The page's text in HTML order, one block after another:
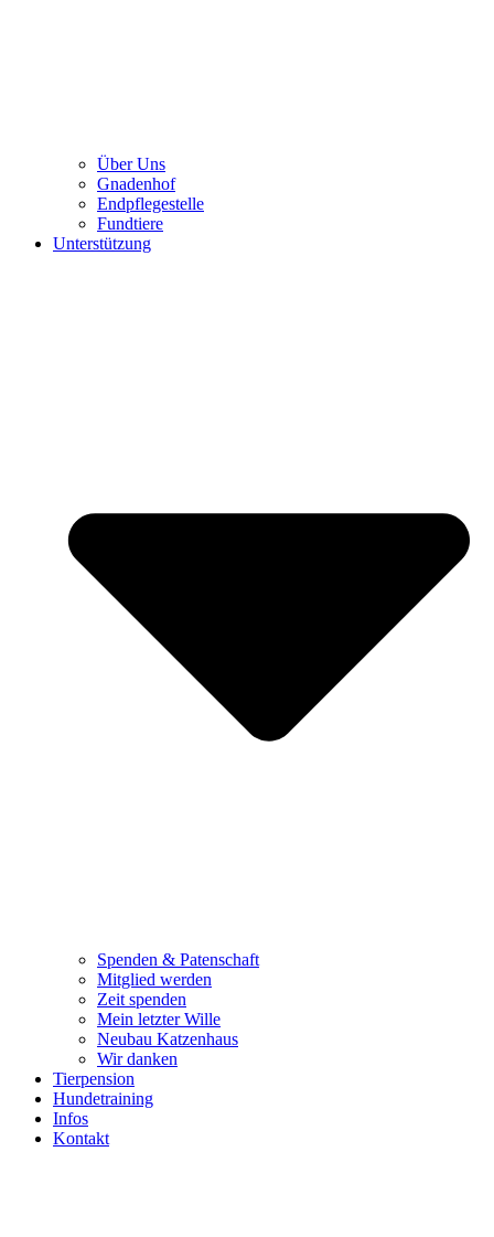
Über Uns
Gnadenhof
Endpflegestelle
Fundtiere
Unterstützung
Spenden & Patenschaft
Mitglied werden
Zeit spenden
Mein letzter Wille
Neubau Katzenhaus
Wir danken
Tierpension
Hundetraining
Infos
Kontakt